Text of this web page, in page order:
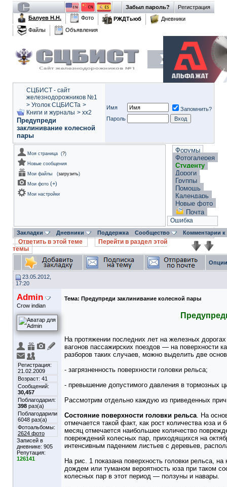
Регистрация
Забыл пароль?
Балуев Н.Н.
Фото РЖДТьюб
Дневники
Файлы
Объявления
СЦБИСТ - сайт
железнодорожников №1
> Уголок СЦБИСТа >
Книги и журналы > xx2
Предупреди
заклинивание колесной
пары
Имя
Запомнить?
Пароль
Моя страница (?)
Новые сообщения
Мои файлы
(загрузить)
Мои фото (+)
Мои настройки
Форумы
Фотогалерея
Студенту
Дороги
Группы
Помощь
Календарь
Новые фото
Почта
Ошибка
Закладки Дневники Поддержка Сообщество Комментарии
Ответить в этой теме
Перейти в раздел этой
темы
23.05.2012,
17:20
Admin
Crow indian
Регистрация:
21.02.2009
Возраст: 41
Сообщений:
30,457
Поблагодарил:
398 раз(а)
Поблагодарили
6048 раз(а)
Фотоальбомы:
2624 фото
Записей в
дневнике: 905
Репутация:
126141
Тема: Предупреди заклинивание колесной пары
На протяжении последних лет на железных
вагонов пассажирских поездов — на поверхности
разборов таких случаев, можно выделить две
- загрязненность поверхности головки рельса;
- превышение допустимого давления в тормозных
Рассмотрим отдельно каждую из приведенных
Состояние поверхности головки рельса. На
отмечается такой факт, как рост количества юза и
месяц отмечается наибольшее количество
повреждений колесных пар, приходящихся на
интенсивным падением листьев с деревьев,
На рис. 1 показана поверхность головки рельса,
дождем или туманом вероятность юза при таком
колесных пар в этот период — ползуны и навары.